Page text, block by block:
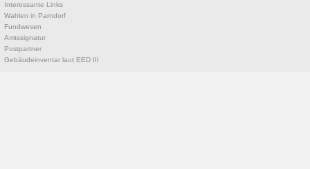
Interessante Links
Wahlen in Parndorf
Fundwesen
Amtssignatur
Postpartner
Gebäudeinventar laut EED III